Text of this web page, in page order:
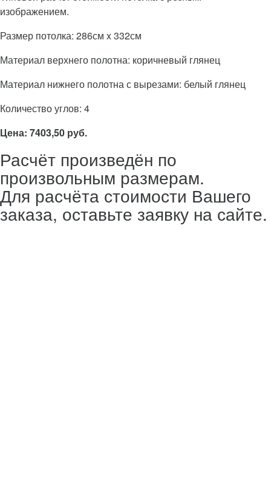
изображением.
Размер потолка: 286см x 332см
Материал верхнего полотна: коричневый глянец
Материал нижнего полотна с вырезами: белый глянец
Количество углов: 4
Цена: 7403,50 руб.
Расчёт произведён по
произвольным размерам.
Для расчёта стоимости Вашего
заказа, оставьте заявку на сайте.